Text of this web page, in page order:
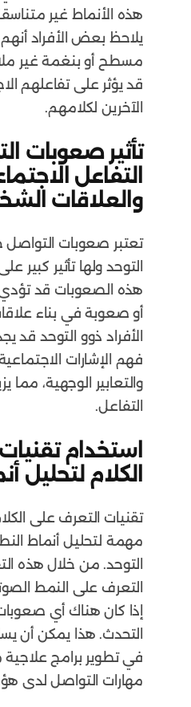
هذه الأنماط غير
يلاحظ بعض الأفراد
مسطح أو بنغمة غير
قد يؤثر على تفاعلهم
الآخرين لكلامهم.
تأثير صعوبات
التفاعل
والعلاقات
تعتبر صعوبات التواصل
التوحد ولها تأثير كبير
هذه الصعوبات قد تؤدي
أو صعوبة في بناء
الأفراد ذوو التوحد
فهم الإشارات
والتعابير الوجهية، مما
التفاعل.
استخدام
الكلام لتحليل
تقنيات التعرف على
مهمة لتحليل أنماط
التوحد. من خلال هذه
التعرف على النمط
إذا كان هناك أي
التحدث. هذا يمكن أن
في تطوير برامج
مهارات التواصل لدى